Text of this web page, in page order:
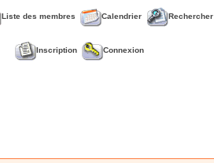
Liste des membres Calendrier Rechercher
Inscription Connexion